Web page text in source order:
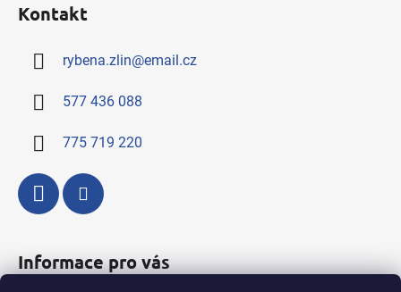
Kontakt
rybena.zlin@email.cz
577 436 088
775 719 220
Informace pro vás